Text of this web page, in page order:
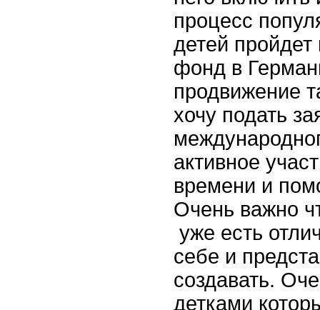
процесс
детей
фонд в
продвижение
хочу подать
активное
времени и
Очень важно
уже есть
себе и
создавать.
детками